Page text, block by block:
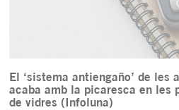
El ‘sistema antiengaño’ de les
acaba amb la picaresca en les
de vidres (Infoluna)